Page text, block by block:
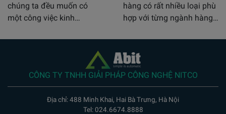
chúng ta đều muốn có
một công việc kinh…
hàng có rất nhiều loại phù
hợp với từng ngành hàng…
CÔNG TY TNHH GIẢI PHÁP CÔNG NGHỆ NITCO
Địa chỉ: 488 Minh Khai, Hai Bà Trưng, Hà Nội
Tel: 024.6674.8888